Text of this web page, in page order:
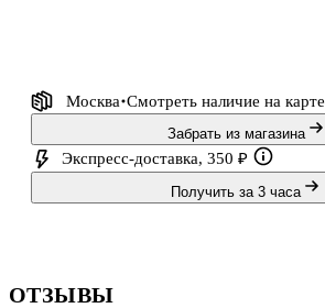
Москва Смотреть наличие на карте
Забрать из магазина
Экспресс-доставка, 350 ₽
Получить за 3 часа
ОТЗЫВЫ